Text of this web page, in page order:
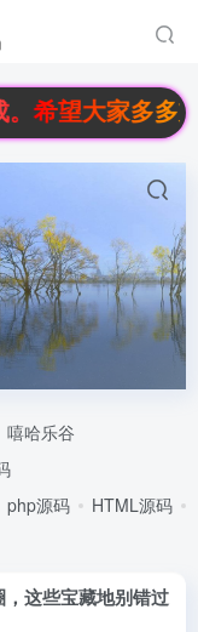
希望大家多多
嘻哈乐谷
php源码 HTML源码
这些宝藏地别错过